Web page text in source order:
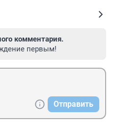
комментария.
первым!
Отправить